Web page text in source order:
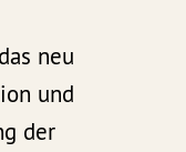
neu
und
der